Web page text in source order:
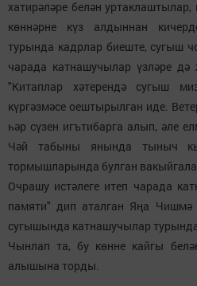
хатирәләре белән
көннәрне күз алдыннан
турында кадрлар биеште,
чарада катнашучылар үзләре
"Китаплар хәтерендә сугыш
күргәзмәсе оештырылган иде.
һәр сүзен игътибарга алып, әле
Чәй табыны янында тыныч
тормышларында булган
Очрашу истәлеге итеп чарада
памяти" дип аталган Яңа Чишмә
сугышында катнашучылар
Чынлап та, бу көнне кайгы
алышына торды.